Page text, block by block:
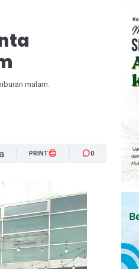
malam.
A- A+
PRINT 0